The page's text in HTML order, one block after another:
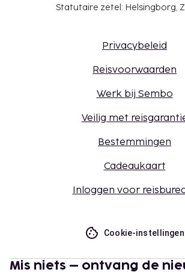
Statutaire zetel: Helsingborg,
Privacybeleid
Reisvoorwaarden
Werk bij Sembo
Veilig met
Bestemmingen
Cadeaukaart
Inloggen voor
Cookie-instellingen
Mis niets – ontvang de